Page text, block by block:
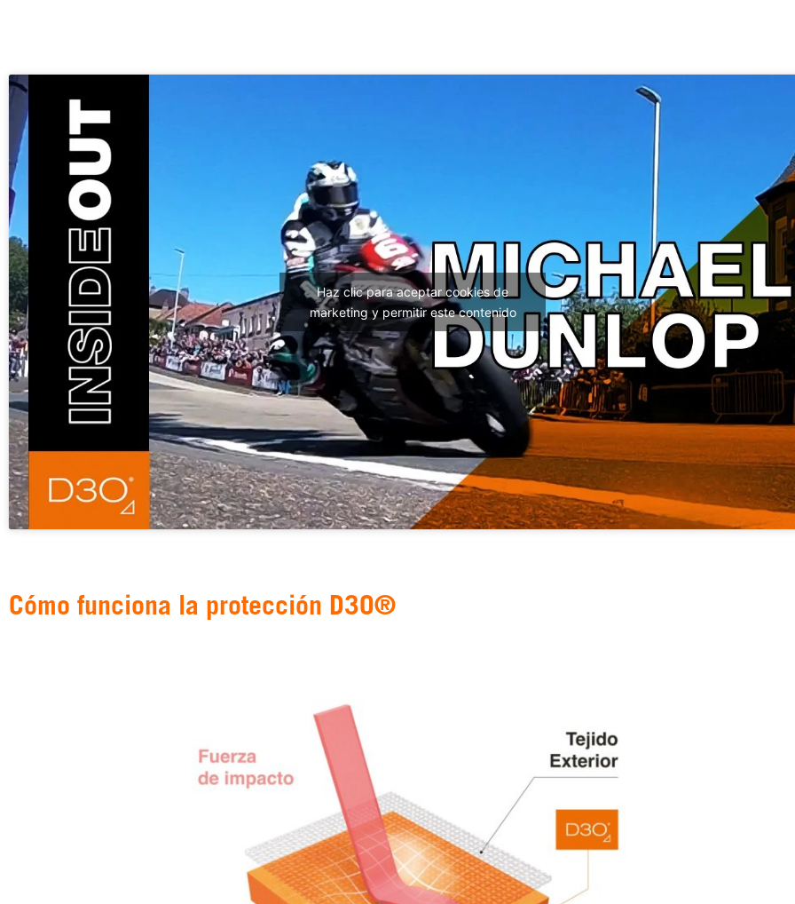
Haz clic para aceptar cookies de
marketing y permitir este contenido
Cómo funciona la protección D3O®